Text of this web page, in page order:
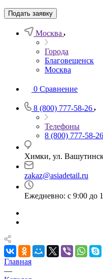
Подать заявку
Москва
Города
Благовещенск
Москва
0 Сравнение
8 (800) 777-58-26
Телефоны
8 (800) 777-58-26
Химки, ул.
zakaz@asiadetail.ru
Ежедневно: с 9:00 до
Главная
—